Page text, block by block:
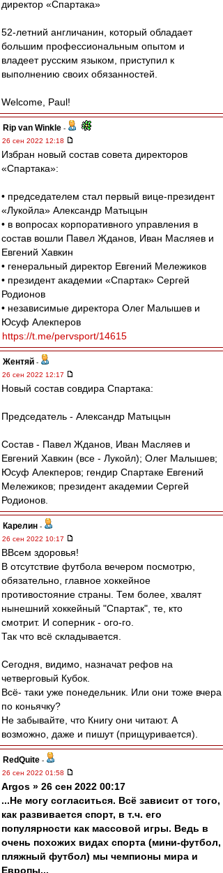
директор «Спартака»
52-летний англичанин, который обладает
большим профессиональным опытом и
владеет русским языком, приступил к
выполнению своих обязанностей.
Welcome, Paul!
Rip van Winkle -
26 сен 2022 12:18
Избран новый состав совета директоров
«Спартака»:
• председателем стал первый вице-президент
«Лукойла» Александр Матыцын
• в вопросах корпоративного управления в
состав вошли Павел Жданов, Иван Масляев и
Евгений Хавкин
• генеральный директор Евгений Мележиков
• президент академии «Спартак» Сергей
Родионов
• независимые директора Олег Малышев и
Юсуф Алекперов
https://t.me/pervsport/14615
Жентяй -
26 сен 2022 12:17
Новый состав совдира Спартака:
Председатель - Александр Матыцын
Состав - Павел Жданов, Иван Масляев и
Евгений Хавкин (все - Лукойл); Олег Малышев;
Юсуф Алекперов; гендир Спартаке Евгений
Мележиков; президент академии Сергей
Родионов.
Карелин -
26 сен 2022 10:17
ВВсем здоровья!
В отсутствие футбола вечером посмотрю,
обязательно, главное хоккейное
противостояние страны. Тем более, хвалят
нынешний хоккейный "Спартак", те, кто
смотрит. И соперник - ого-го.
Так что всё складывается.
Сегодня, видимо, назначат рефов на
четверговый Кубок.
Всё- таки уже понедельник. Или они тоже вчера
по коньячку?
Не забывайте, что Книгу они читают. А
возможно, даже и пишут (прищуривается).
RedQuite -
26 сен 2022 01:58
Argos » 26 сен 2022 00:17
...Не могу согласиться. Всё зависит от того,
как развивается спорт, в т.ч. его
популярности как массовой игры. Ведь в
очень похожих видах спорта (мини-футбол,
пляжный футбол) мы чемпионы мира и
Европы...